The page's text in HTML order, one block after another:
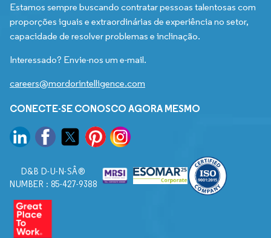
Estamos sempre buscando contratar pessoas talentosas com
proporções iguais e extraordinárias de experiência no setor,
capacidade de resolver problemas e inclinação.
Interessado? Envie-nos um e-mail.
careers@mordorintelligence.com
CONECTE-SE CONOSCO AGORA MESMO
D&B D-U-N-SÂ®
NUMBER : 85-427-9388